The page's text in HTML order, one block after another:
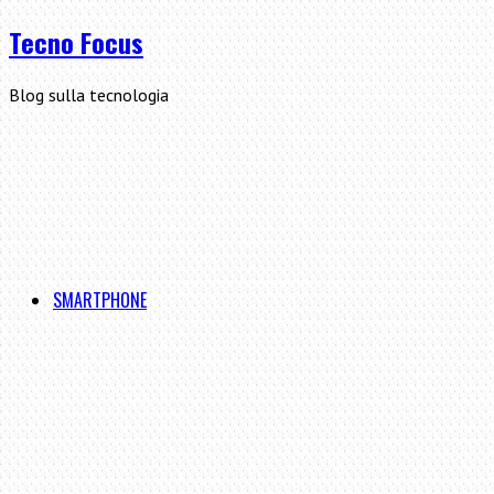
Tecno Focus
Blog sulla tecnologia
SMARTPHONE